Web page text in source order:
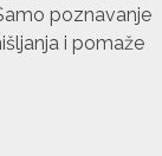
poznavanje
i pomaže